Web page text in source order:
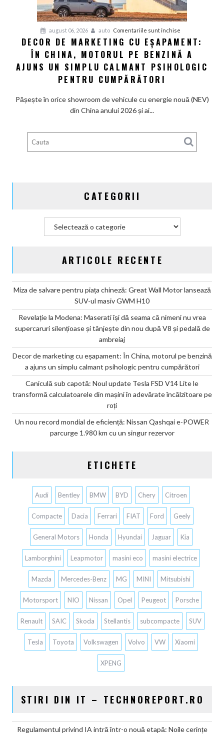
nou
după
și
pedală
de
ambreiaj
august 06, 2026 auto Comentariile sunt închise
Decor
de
marketing
benzină
a
pentru
DECOR DE MARKETING CU EȘAPAMENT:
ÎN CHINA, MOTORUL PE BENZINĂ A
AJUNS UN SIMPLU CALMANT PSIHOLOGIC
PENTRU CUMPĂRĂTORI
Pășește în orice showroom de vehicule cu energie nouă (NEV)
din China anului 2026 și ai...
CATEGORII
ARTICOLE RECENTE
Miza de salvare pentru piața chineză: Great Wall Motor lansează
SUV-ul masiv GWM H10
Revelație la Modena: Maserati își dă seama că nimeni nu vrea
supercaruri silențioase și tânjește din nou după V8 și pedală de
ambreiaj
Decor de marketing cu eșapament: În China, motorul pe benzină
a ajuns un simplu calmant psihologic pentru cumpărători
Caniculă sub capotă: Noul update Tesla FSD V14 Lite le
transformă calculatoarele din mașini în adevărate încălzitoare pe
roți
Un nou record mondial de eficiență: Nissan Qashqai e-POWER
parcurge 1.980 km cu un singur rezervor
ETICHETE
Audi Bentley BMW BYD Chery Citroen
Compacte Dacia Ferrari FIAT Ford Geely
General Motors Honda Hyundai Jaguar Kia
Lamborghini Leapmotor masini eco masini electrice
Mazda Mercedes-Benz MG MINI Mitsubishi
Motorsport NIO Nissan Opel Peugeot Porsche
Renault SAIC Skoda Stellantis subcompacte SUV
Tesla Toyota Volkswagen Volvo VW Xiaomi
XPENG
STIRI DIN IT – TECHNOREPORT.RO
Regulamentul privind IA intră într-o nouă etapă: Noile cerințe